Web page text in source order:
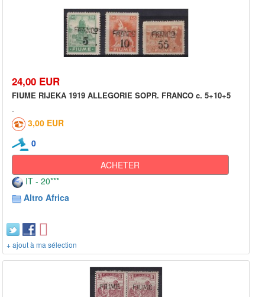
24,00 EUR
FIUME RIJEKA 1919 ALLEGORIE SOPR. FRANCO c. 5+10+5
3,00 EUR
0
ACHETER
IT - 20***
Altro Africa
+ ajout à ma sélection